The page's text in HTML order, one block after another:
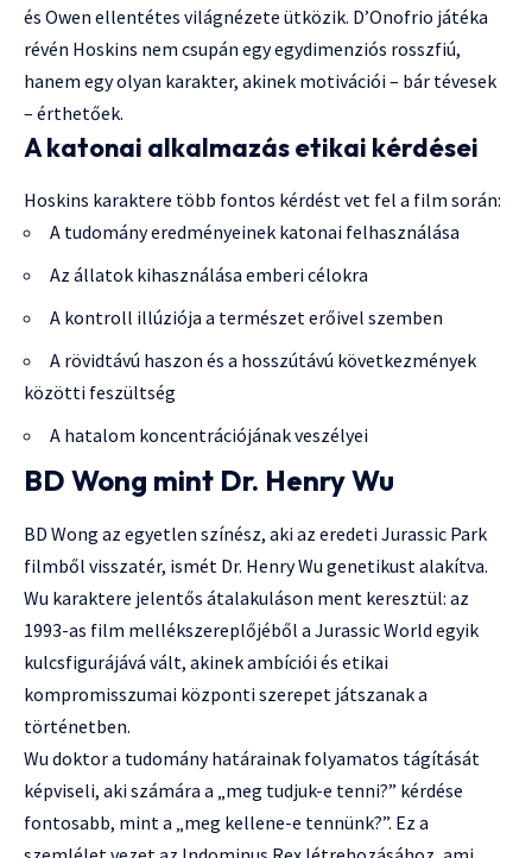
és Owen ellentétes világnézete ütközik. D’Onofrio játéka
révén Hoskins nem csupán egy egydimenziós rosszfiú,
hanem egy olyan karakter, akinek motivációi – bár tévesek
– érthetőek.
A katonai alkalmazás etikai kérdései
Hoskins karaktere több fontos kérdést vet fel a film során:
A tudomány eredményeinek katonai felhasználása
Az állatok kihasználása emberi célokra
A kontroll illúziója a természet erőivel szemben
A rövidtávú haszon és a hosszútávú következmények
közötti feszültség
A hatalom koncentrációjának veszélyei
BD Wong mint Dr. Henry Wu
BD Wong az egyetlen színész, aki az eredeti Jurassic Park
filmből visszatér, ismét Dr. Henry Wu genetikust alakítva.
Wu karaktere jelentős átalakuláson ment keresztül: az
1993-as film mellékszereplőjéből a Jurassic World egyik
kulcsfigurájává vált, akinek ambíciói és etikai
kompromisszumai központi szerepet játszanak a
történetben.
Wu doktor a tudomány határainak folyamatos tágítását
képviseli, aki számára a „meg tudjuk-e tenni?” kérdése
fontosabb, mint a „meg kellene-e tennünk?”. Ez a